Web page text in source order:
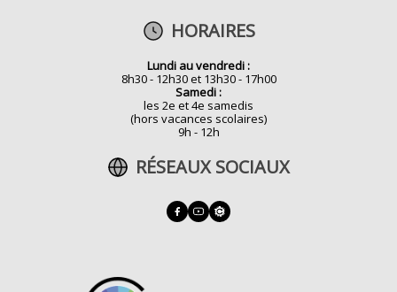
HORAIRES
Lundi au vendredi :
8h30 - 12h30 et 13h30 - 17h00
Samedi :
les 2e et 4e samedis
(hors vacances scolaires)
9h - 12h
RÉSEAUX SOCIAUX